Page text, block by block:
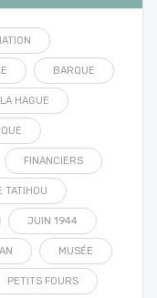
BARQUE
HAGUE
FINANCIERS
TATIHOU
JUIN 1944
MUSÉE
PETITS FOURS